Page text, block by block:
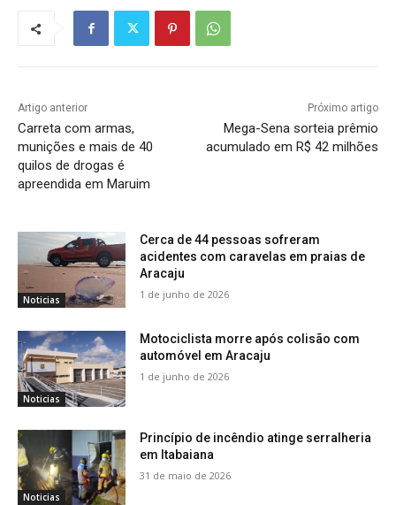
Artigo anterior
Carreta com armas,
munições e mais de 40
quilos de drogas é
apreendida em Maruim
Próximo artigo
Mega-Sena sorteia prêmio
acumulado em R$ 42 milhões
Noticias
Cerca de 44 pessoas sofreram
acidentes com caravelas em praias de
Aracaju
1 de junho de 2026
Noticias
Motociclista morre após colisão com
automóvel em Aracaju
1 de junho de 2026
Noticias
Princípio de incêndio atinge serralheria
em Itabaiana
31 de maio de 2026